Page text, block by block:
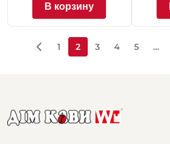
В корзину
1 2 3 4 5 …